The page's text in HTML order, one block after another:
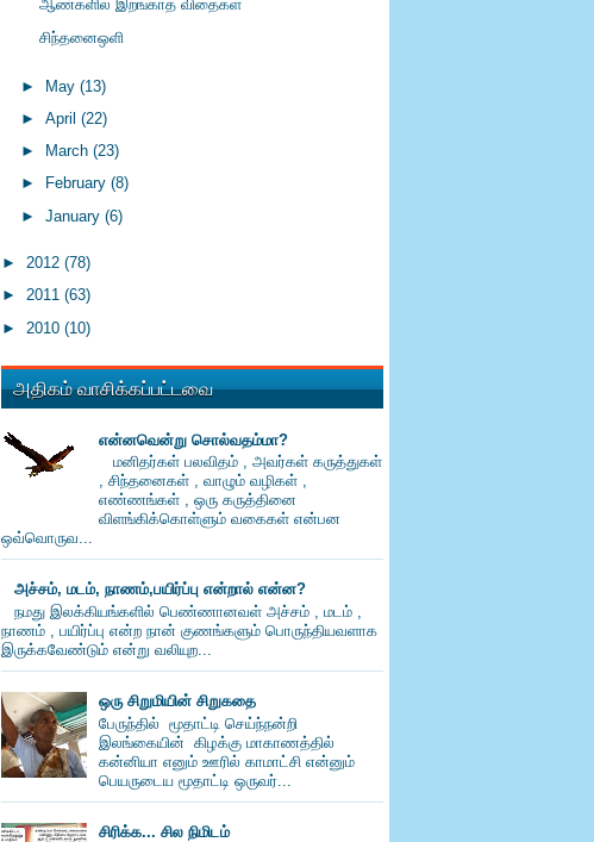
ஆண்களில் இறங்காத விதைகள்
சிந்தனைஒளி
► May (13)
► April (22)
►
March (23)
►
February (8)
► January (6)
► 2012 (78)
► 2011 (63)
► 2010 (10)
அதிகம் வாசிக்கப்பட்டவை
என்னவென்று சொல்வதம்மா?
மனிதர்கள் பலவிதம் , அவர்கள் கருத்துகள்
, சிந்தனைகள் , வாழும் வழிகள் ,
எண்ணங்கள் , ஒரு கருத்தினை
விளங்கிக்கொள்ளும் வகைகள் என்பன
ஒவ்வொருவ...
அச்சம், மடம், நாணம்,பயிர்ப்பு என்றால் என்ன?
நமது இலக்கியங்களில் பெண்ணானவள் அச்சம் , மடம் ,
நாணம் , பயிர்ப்பு என்ற நான் குணங்களும் பொருந்தியவளாக
இருக்கவேண்டும் என்று வலியுற...
ஒரு சிறுமியின் சிறுகதை
பேருந்தில் மூதாட்டி செய்ந்நன்றி
இலங்கையின் கிழக்கு மாகாணத்தில்
கன்னியா எனும் ஊரில் காமாட்சி என்னும்
பெயருடைய மூதாட்டி ஒருவர்...
சிரிக்க... சில நிமிடம்